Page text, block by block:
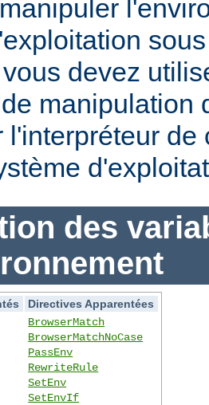
devez
manipulation
l'interpréteur de
des
Directives Apparentées
BrowserMatch
BrowserMatchNoCase
PassEnv
RewriteRule
SetEnv
SetEnvIf